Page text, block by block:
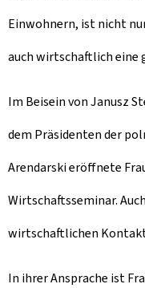
Einwohnern, ist nicht
auch wirtschaftlich eine
Im Beisein von Janusz
dem Präsidenten der
Arendarski eröffnete
Wirtschaftsseminar.
wirtschaftlichen
In ihrer Ansprache ist